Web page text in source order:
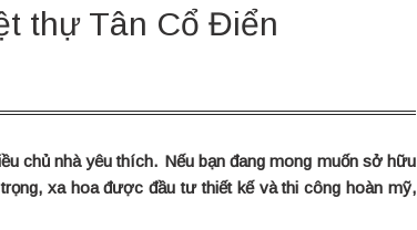
thự Tân Cổ Điển
chủ nhà yêu thích. Nếu bạn đang mong muốn sở hữu
xa hoa được đầu tư thiết kế và thi công hoàn mỹ,